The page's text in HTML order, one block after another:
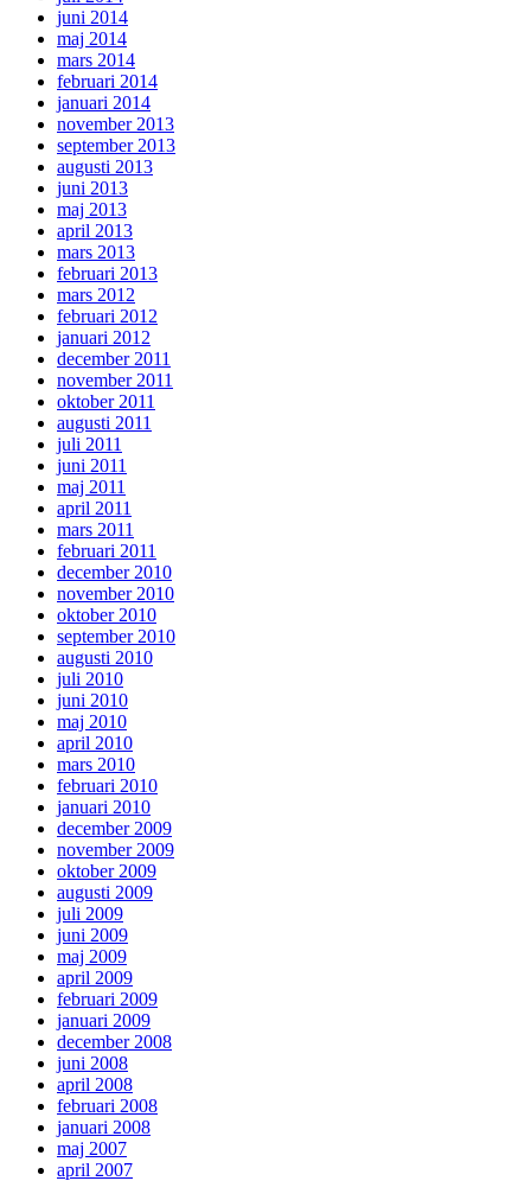
juni 2014
maj 2014
mars 2014
februari 2014
januari 2014
november 2013
september 2013
augusti 2013
juni 2013
maj 2013
april 2013
mars 2013
februari 2013
mars 2012
februari 2012
januari 2012
december 2011
november 2011
oktober 2011
augusti 2011
juli 2011
juni 2011
maj 2011
april 2011
mars 2011
februari 2011
december 2010
november 2010
oktober 2010
september 2010
augusti 2010
juli 2010
juni 2010
maj 2010
april 2010
mars 2010
februari 2010
januari 2010
december 2009
november 2009
oktober 2009
augusti 2009
juli 2009
juni 2009
maj 2009
april 2009
februari 2009
januari 2009
december 2008
juni 2008
april 2008
februari 2008
januari 2008
maj 2007
april 2007